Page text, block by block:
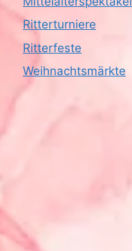
Ritterturniere
Ritterfeste
Weihnachtsmärkte